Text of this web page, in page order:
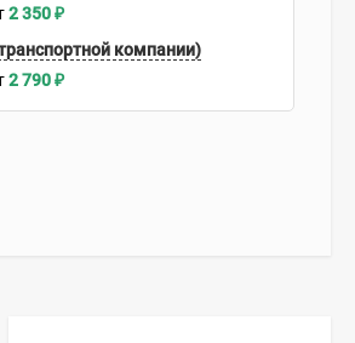
2 350₽
компании)
2 790₽